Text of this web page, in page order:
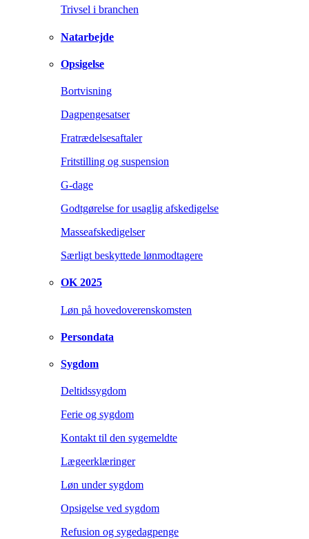
Trivsel i branchen
Natarbejde
Opsigelse
Bortvisning
Dagpengesatser
Fratrædelsesaftaler
Fritstilling og suspension
G-dage
Godtgørelse for usaglig afskedigelse
Masseafskedigelser
Særligt beskyttede lønmodtagere
OK 2025
Løn på hovedoverenskomsten
Persondata
Sygdom
Deltidssygdom
Ferie og sygdom
Kontakt til den sygemeldte
Lægeerklæringer
Løn under sygdom
Opsigelse ved sygdom
Refusion og sygedagpenge